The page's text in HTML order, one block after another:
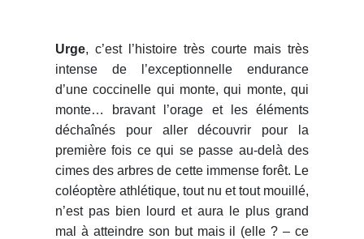
Urge, c’est l’histoire très courte mais très
intense de l’exceptionnelle endurance
d’une coccinelle qui monte, qui monte, qui
monte… bravant l’orage et les éléments
déchaînés pour aller découvrir pour la
première fois ce qui se passe au-delà des
cimes des arbres de cette immense forêt. Le
coléoptère athlétique, tout nu et tout mouillé,
n’est pas bien lourd et aura le plus grand
mal à atteindre son but mais il (elle ? – ce